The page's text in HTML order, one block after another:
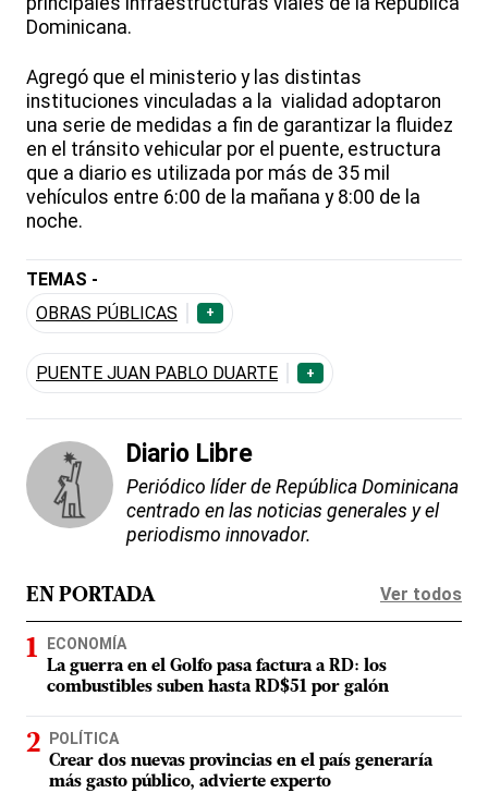
Dominicana.
Agregó que el ministerio y las distintas
instituciones vinculadas a la vialidad adoptaron
una serie de medidas a fin de garantizar la fluidez
en el tránsito vehicular por el puente, estructura
que a diario es utilizada por más de 35 mil
vehículos entre 6:00 de la mañana y 8:00 de la
noche.
TEMAS -
OBRAS PÚBLICAS
+
PUENTE JUAN PABLO DUARTE +
Diario Libre
Periódico líder de República Dominicana
centrado en las noticias generales y el
periodismo innovador.
EN PORTADA Ver todos
ECONOMÍA
La guerra en el Golfo pasa factura a RD: los
combustibles suben hasta RD$51 por galón
POLÍTICA
Crear dos nuevas provincias en el país generaría
más gasto público, advierte experto